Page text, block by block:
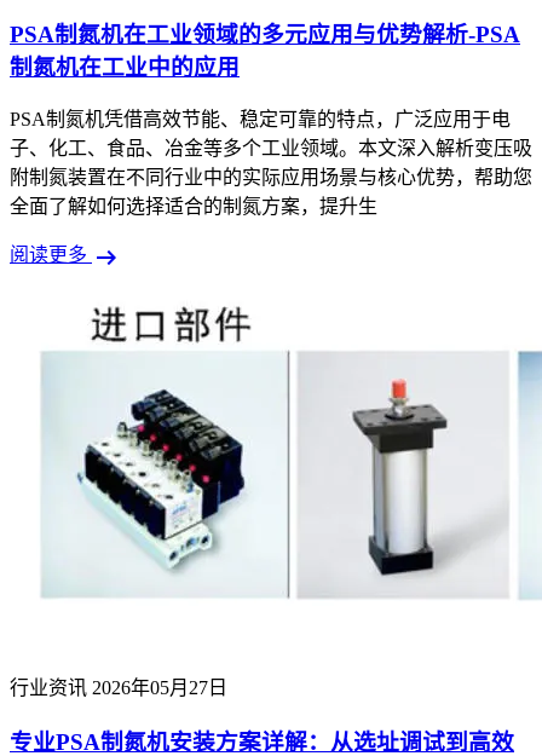
PSA制氮机在工业领域的多元应用与优势解析-PSA
制氮机在工业中的应用
PSA制氮机凭借高效节能、稳定可靠的特点，广泛应用于电
子、化工、食品、冶金等多个工业领域。本文深入解析变压吸
附制氮装置在不同行业中的实际应用场景与核心优势，帮助您
全面了解如何选择适合的制氮方案，提升生
阅读更多 arrow_right_alt
行业资讯 2026年05月27日
专业PSA制氮机安装方案详解：从选址调试到高效